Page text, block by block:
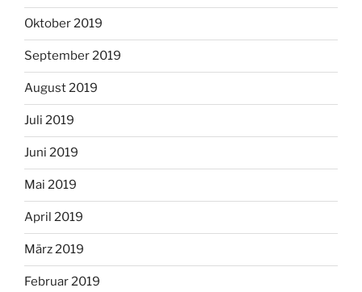
Oktober 2019
September 2019
August 2019
Juli 2019
Juni 2019
Mai 2019
April 2019
März 2019
Februar 2019